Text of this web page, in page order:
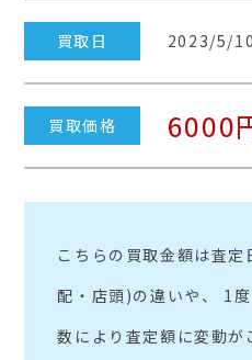
買取日 2023/5/10
買取価格 6000
こちらの買取金額は査
配・店頭)の違いや、 1
数により査定額に変動